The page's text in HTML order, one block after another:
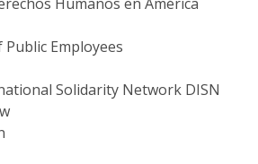
Employees
Solidarity Network DISN